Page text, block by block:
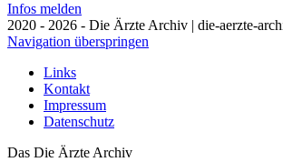
Infos melden
2020 - 2026 - Die Ärzte Archiv | die-aerzte-
Navigation überspringen
Links
Kontakt
Impressum
Datenschutz
Das Die Ärzte Archiv